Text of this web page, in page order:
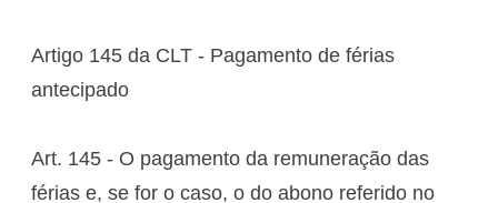
Artigo 145 da CLT - Pagamento de férias
antecipado
Art. 145 - O pagamento da remuneração das
férias e, se for o caso, o do abono referido no